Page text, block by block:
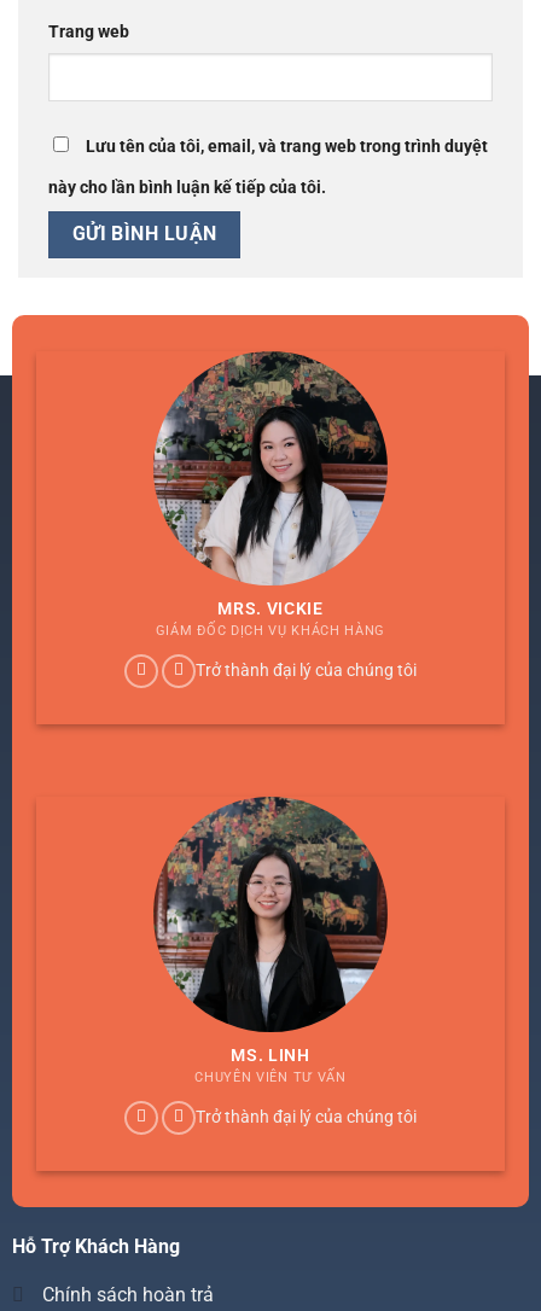
Trang web
Lưu tên của tôi, email, và trang web trong trình duyệt
này cho lần bình luận kế tiếp của tôi.
MRS. VICKIE
GIÁM ĐỐC DỊCH VỤ KHÁCH HÀNG
Trở thành đại lý của chúng tôi
MS. LINH
CHUYÊN VIÊN TƯ VẤN
Trở thành đại lý của chúng tôi
Hỗ Trợ Khách Hàng
Chính sách hoàn trả